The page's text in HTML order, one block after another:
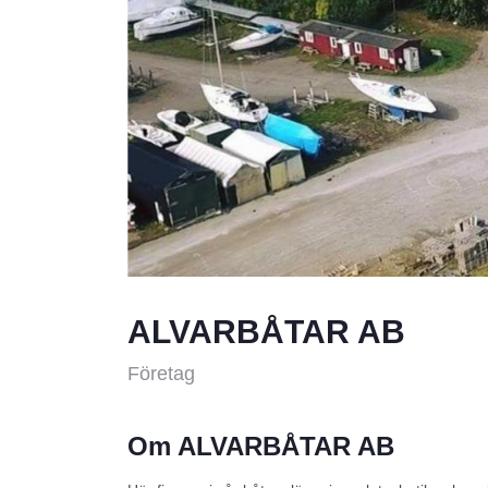
ALVARBÅTAR AB
Företag
Om ALVARBÅTAR AB